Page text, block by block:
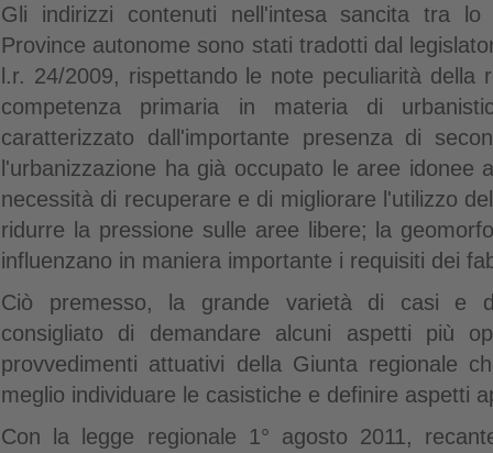
Gli indirizzi contenuti nell'intesa sancita tra
Province autonome sono stati tradotti dal
l.r. 24/2009, rispettando le note peculiarità della
competenza primaria in materia di
caratterizzato dall'importante presenza di
l'urbanizzazione ha già occupato le aree idonee
necessità di recuperare e di migliorare l'utilizzo
ridurre la pressione sulle aree libere; la
influenzano in maniera importante i requisiti dei
Ciò premesso, la grande varietà di casi e
consigliato di demandare alcuni aspetti più
provvedimenti attuativi della Giunta regionale
meglio individuare le casistiche e definire aspetti
Con la legge regionale 1° agosto 2011,